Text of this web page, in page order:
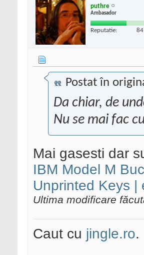
puthre
Ambasador
Reputatie: 84
Postat în
Da chiar, de
Nu se mai fac
Mai gasesti dar
IBM Model M
Unprinted Keys |
Ultima modificare
Caut cu jingle.ro.